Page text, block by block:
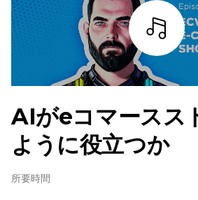
詳細を見る
AIがeコマースス
ように役立つか
所要時間